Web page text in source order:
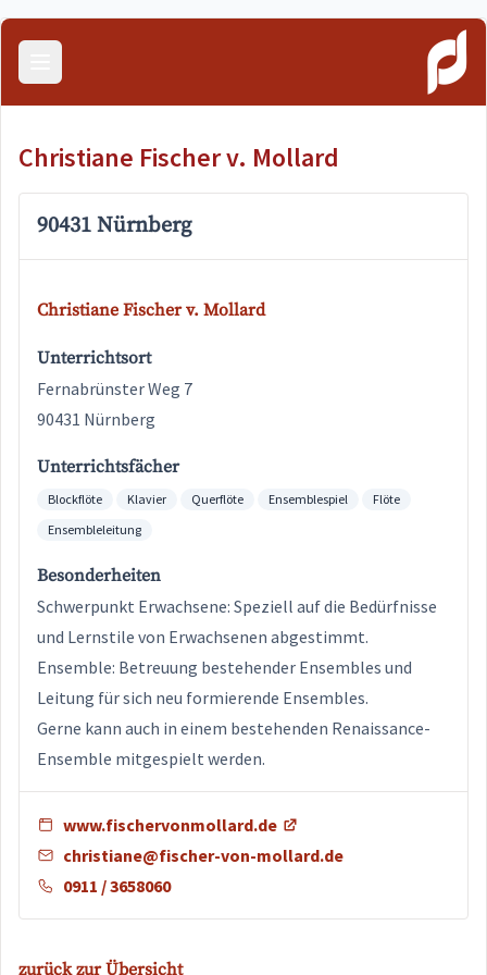
Menü öffnen
Christiane Fischer v. Mollard
90431 Nürnberg
Christiane Fischer v. Mollard
Unterrichtsort
Fernabrünster Weg 7
90431 Nürnberg
Unterrichtsfächer
Blockflöte Klavier Querflöte Ensemblespiel
Flöte
Ensembleleitung
Besonderheiten
Schwerpunkt Erwachsene: Speziell auf die Bedürfnisse
und Lernstile von Erwachsenen abgestimmt.
Ensemble: Betreuung bestehender Ensembles und
Leitung für sich neu formierende Ensembles.
Gerne kann auch in einem bestehenden Renaissance-
Ensemble mitgespielt werden.
www.fischervonmollard.de
christiane@fischer-von-mollard.de
0911 / 3658060
zurück zur Übersicht